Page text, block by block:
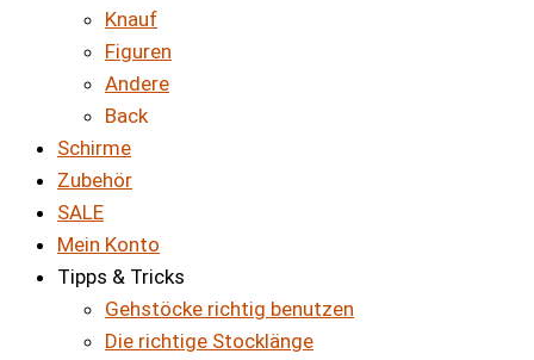
Knauf
Figuren
Andere
Back
Schirme
Zubehör
SALE
Mein Konto
Tipps & Tricks
Gehstöcke richtig benutzen
Die richtige Stocklänge